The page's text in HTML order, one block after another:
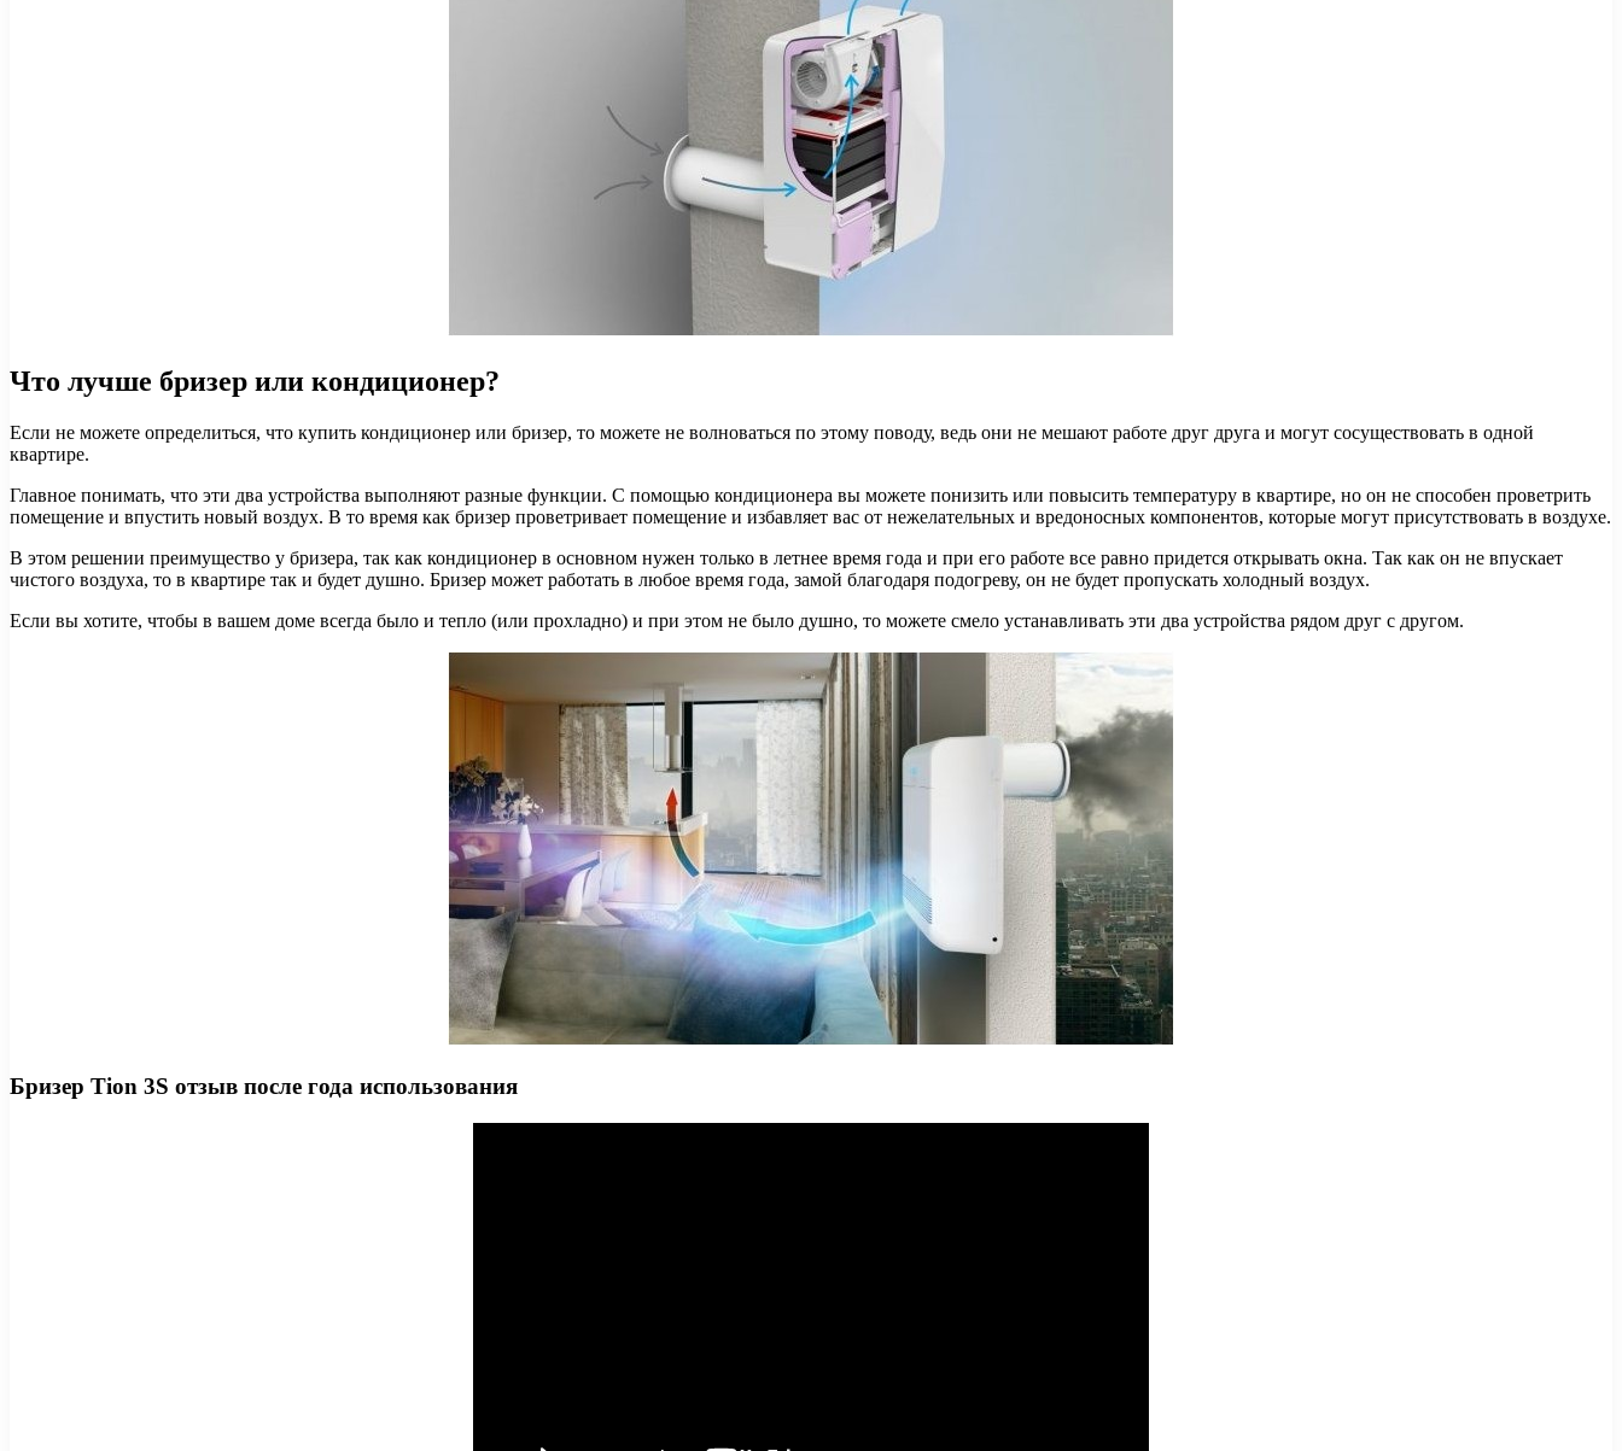
Что лучше бризер или кондиционер?
Если не можете определиться, что купить кондиционер или бризер, то можете не волноваться по этому поводу, ведь они не мешают работе друг друга и могут сосуществовать в одной
квартире.
Главное понимать, что эти два устройства выполняют разные функции. С помощью кондиционера вы можете понизить или повысить температуру в квартире, но он не способен проветрить
помещение и впустить новый воздух. В то время как бризер проветривает помещение и избавляет вас от нежелательных и вредоносных компонентов, которые могут присутствовать в воздухе.
В этом решении преимущество у бризера, так как кондиционер в основном нужен только в летнее время года и при его работе все равно придется открывать окна. Так как он не впускает
чистого воздуха, то в квартире так и будет душно. Бризер может работать в любое время года, замой благодаря подогреву, он не будет пропускать холодный воздух.
Если вы хотите, чтобы в вашем доме всегда было и тепло (или прохладно) и при этом не было душно, то можете смело устанавливать эти два устройства рядом друг с другом.
Бризер Tion 3S отзыв после года использования